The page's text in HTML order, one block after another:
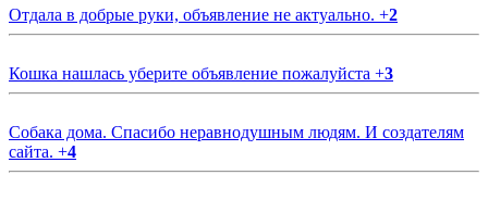
Отдала в добрые руки, объявление не актуально. +2
Кошка нашлась уберите объявление пожалуйста +3
Собака дома. Спасибо неравнодушным людям. И создателям
сайта. +4